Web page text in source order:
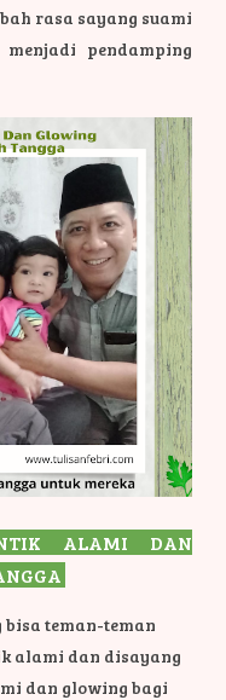
rasa sayang suami
pendamping
ALAMI DAN
teman-teman
alami dan disayang
dan glowing bagi